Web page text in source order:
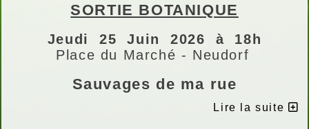
SORTIE BOTANIQUE
Jeudi 25 Juin 2026 à 18h
Place du Marché - Neudorf
Sauvages de ma rue
Lire la suite